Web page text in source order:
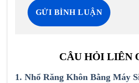
CÂU HỎI LIÊN
1. Nhổ Răng Khôn Bằng Máy